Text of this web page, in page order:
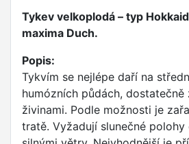
Tykev velkoplodá – typ
maxima Duch.
Popis:
Tykvím se nejlépe daří na
humózních půdách, dostatečně
živinami. Podle možnosti je
tratě. Vyžadují slunečné polohy